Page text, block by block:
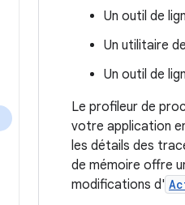
Un outil de
Un utilitaire
Un outil de
Le profileur de
votre application
les détails des
de mémoire offre
modifications d'